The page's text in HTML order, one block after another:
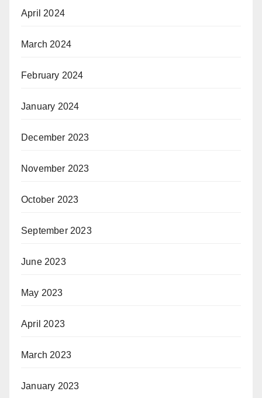
April 2024
March 2024
February 2024
January 2024
December 2023
November 2023
October 2023
September 2023
June 2023
May 2023
April 2023
March 2023
January 2023